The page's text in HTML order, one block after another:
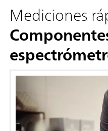
Mediciones